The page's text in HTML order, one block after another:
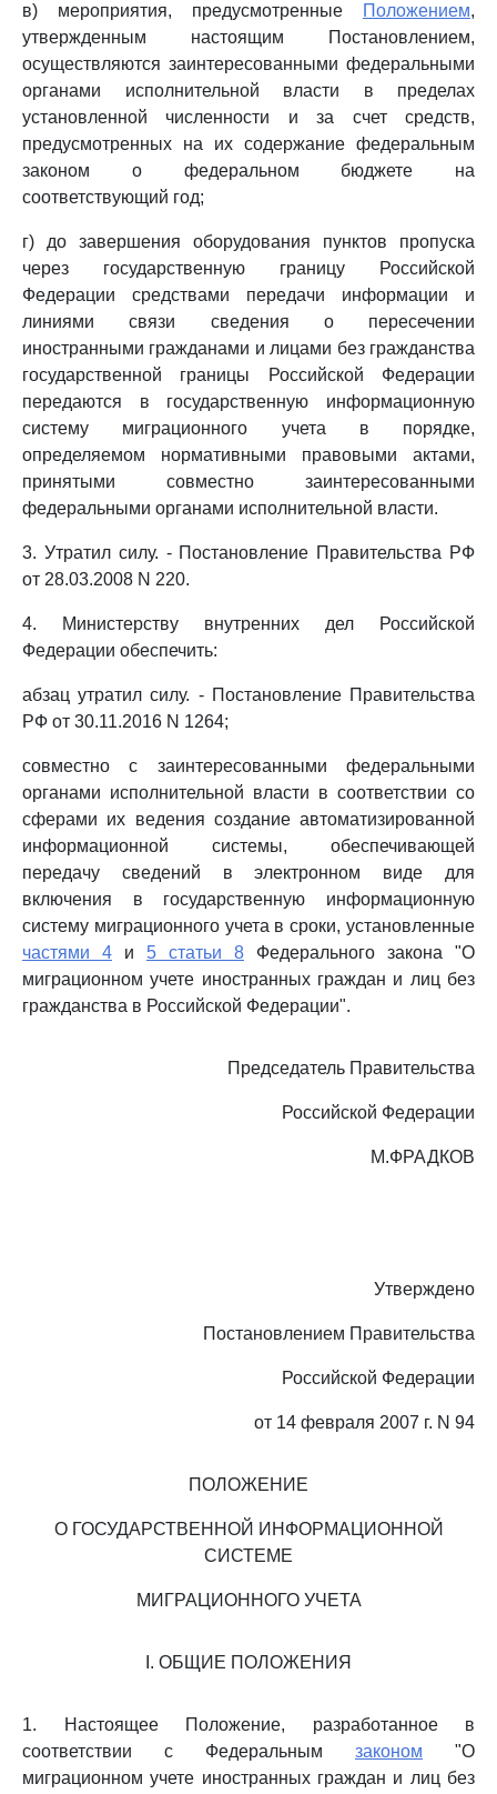
в) мероприятия, предусмотренные Положением,
утвержденным настоящим Постановлением,
осуществляются заинтересованными федеральными
органами исполнительной власти в пределах
установленной численности и за счет средств,
предусмотренных на их содержание федеральным
законом о федеральном бюджете на
соответствующий год;
г) до завершения оборудования пунктов пропуска
через государственную границу Российской
Федерации средствами передачи информации и
линиями связи сведения о пересечении
иностранными гражданами и лицами без гражданства
государственной границы Российской Федерации
передаются в государственную информационную
систему миграционного учета в порядке,
определяемом нормативными правовыми актами,
принятыми совместно заинтересованными
федеральными органами исполнительной власти.
3. Утратил силу. - Постановление Правительства РФ
от 28.03.2008 N 220.
4. Министерству внутренних дел Российской
Федерации обеспечить:
абзац утратил силу. - Постановление Правительства
РФ от 30.11.2016 N 1264;
совместно с заинтересованными федеральными
органами исполнительной власти в соответствии со
сферами их ведения создание автоматизированной
информационной системы, обеспечивающей
передачу сведений в электронном виде для
включения в государственную информационную
систему миграционного учета в сроки, установленные
частями 4 и 5 статьи 8 Федерального закона "О
миграционном учете иностранных граждан и лиц без
гражданства в Российской Федерации".
Председатель Правительства
Российской Федерации
М.ФРАДКОВ
Утверждено
Постановлением Правительства
Российской Федерации
от 14 февраля 2007 г. N 94
ПОЛОЖЕНИЕ
О ГОСУДАРСТВЕННОЙ ИНФОРМАЦИОННОЙ
СИСТЕМЕ
МИГРАЦИОННОГО УЧЕТА
I. ОБЩИЕ ПОЛОЖЕНИЯ
1. Настоящее Положение, разработанное в
соответствии с Федеральным законом "О
миграционном учете иностранных граждан и лиц без